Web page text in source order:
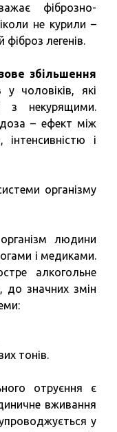
фіброзно-
не курили –
легенів.
збільшення
у чоловіків, які
з некурящими.
доза – ефект між
і
організму
людини
і медиками.
алкогольне
до значних змін
тонів.
отруєння є
вживання
у